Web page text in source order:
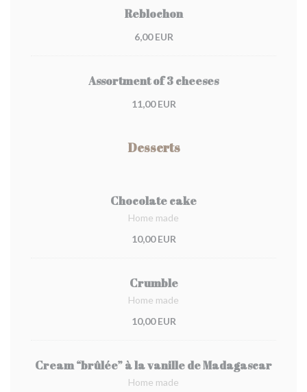
Reblochon
6,00 EUR
Assortment of 3 cheeses
11,00 EUR
Desserts
Chocolate cake
Home made
10,00 EUR
Crumble
Home made
10,00 EUR
Cream “brûlée” à la vanille de Madagascar
Home made